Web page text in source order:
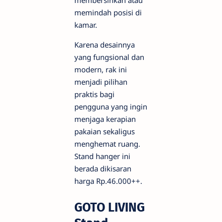
memindah posisi di
kamar.
Karena desainnya
yang fungsional dan
modern, rak ini
menjadi pilihan
praktis bagi
pengguna yang ingin
menjaga kerapian
pakaian sekaligus
menghemat ruang.
Stand hanger ini
berada dikisaran
harga Rp.46.000++.
GOTO LIVING